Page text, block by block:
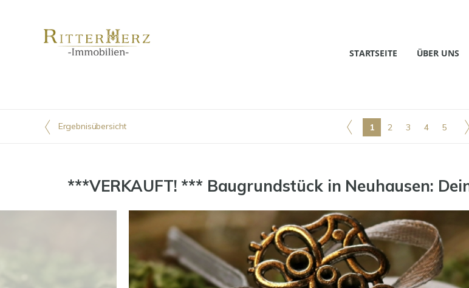
STARTSEITE ÜBER UNS
Ergebnisübersicht 1 2 3 4 5
***VERKAUFT! *** Baugrundstück in Neuhausen: